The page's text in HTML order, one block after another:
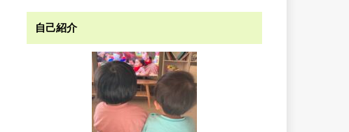
自己紹介